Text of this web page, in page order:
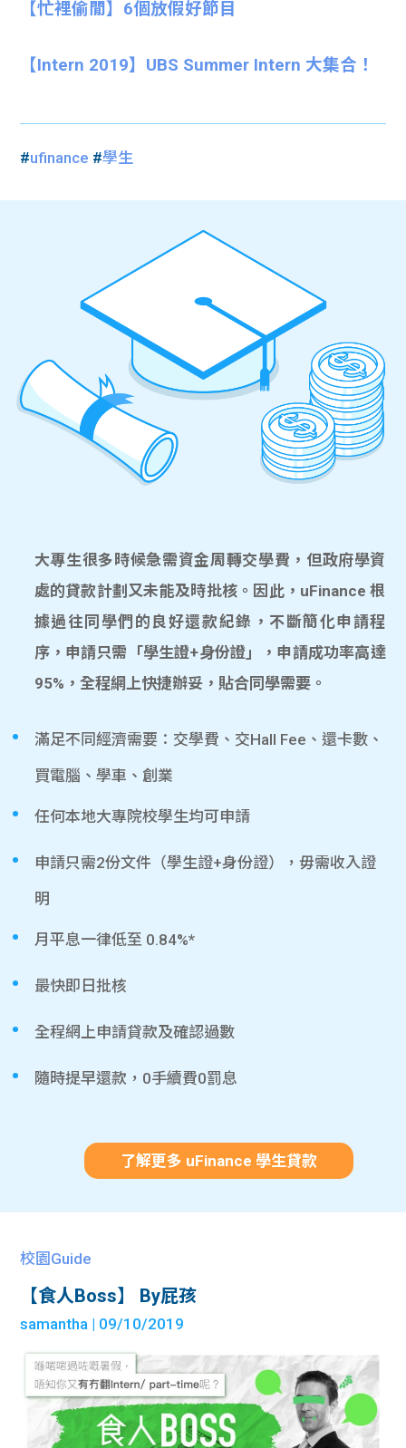
【忙裡偷閒】6個放假好節目
【Intern 2019】UBS Summer Intern 大集合！
#ufinance #學生
大專生很多時候急需資金周轉交學費，但政府學資
處的貸款計劃又未能及時批核。因此，uFinance 根
據過往同學們的良好還款紀錄，不斷簡化申請程
序，申請只需「學生證+身份證」，申請成功率高達
95%，全程網上快捷辦妥，貼合同學需要。
滿足不同經濟需要：交學費、交Hall Fee、還卡數、
買電腦、學車、創業
任何本地大專院校學生均可申請
申請只需2份文件（學生證+身份證），毋需收入證
明
月平息一律低至 0.84%*
最快即日批核
全程網上申請貸款及確認過數
隨時提早還款，0手續費0罰息
了解更多 uFinance 學生貸款
校園Guide
【食人Boss】 By屁孩
samantha | 09/10/2019